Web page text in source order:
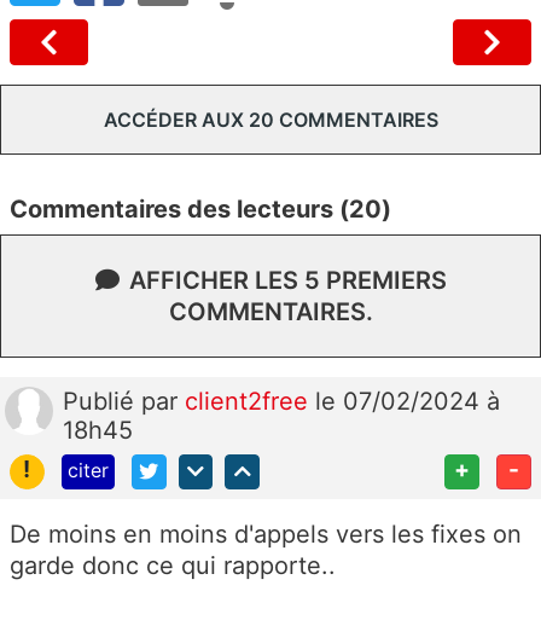
ACCÉDER AUX 20 COMMENTAIRES
Commentaires des lecteurs (20)
AFFICHER LES 5 PREMIERS
COMMENTAIRES.
Publié par client2free le 07/02/2024 à
18h45
!
citer + -
De moins en moins d'appels vers les fixes on
garde donc ce qui rapporte..